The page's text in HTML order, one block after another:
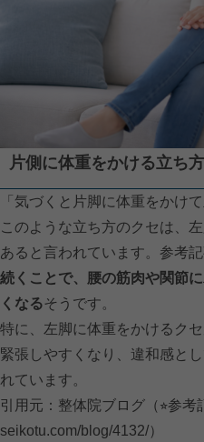
片側に体重をかける立ち
「気づくと片脚に体重をかけ
このような立ち方のクセは、
あると言われています。参考記
続くことで、腰の筋肉や関節
くなるそうです。
特に、左脚に体重をかけるク
緊張しやすくなり、違和感と
れています。
引用元：整体院ブログ（⭐︎参考
seikotu.com/blog/4132/）